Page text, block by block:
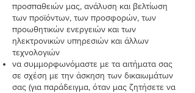
προσπαθειών μας, ανάλυση και βελτίωση
των προϊόντων, των προσφορών, των
προωθητικών ενεργειών και των
ηλεκτρονικών υπηρεσιών και άλλων
τεχνολογιών
να συμμορφωνόμαστε με τα αιτήματα σας
σε σχέση με την άσκηση των δικαιωμάτων
σας (για παράδειγμα, όταν μας ζητήσετε να